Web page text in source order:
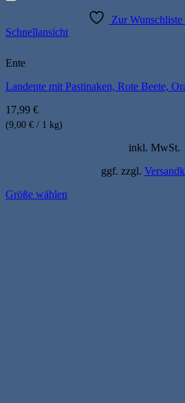
Zur Wunschliste
Schnellansicht
Ente
Landente mit Pastinaken, Rote Beete,
17,99 €
(9,00 € / 1 kg)
inkl. MwSt.
ggf. zzgl.
Größe wählen